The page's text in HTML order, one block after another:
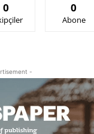
0 0
Abone
-